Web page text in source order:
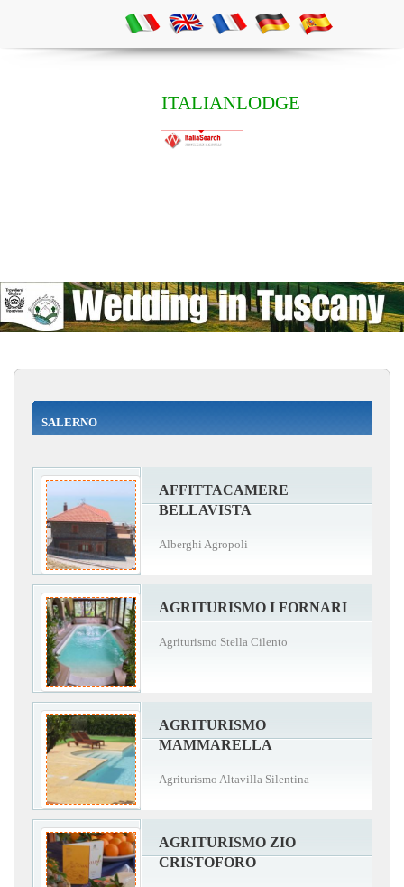
ITALIANLODGE
SALERNO
AFFITTACAMERE
BELLAVISTA
Alberghi Agropoli
AGRITURISMO I FORNARI
Agriturismo Stella Cilento
AGRITURISMO
MAMMARELLA
Agriturismo Altavilla Silentina
AGRITURISMO ZIO
CRISTOFORO